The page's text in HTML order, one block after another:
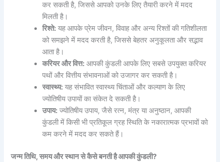
कर सकती है, जिससे आपको उनके लिए तैयारी करने में मदद
मिलती है।
रिश्ते: यह आपके प्रेम जीवन, विवाह और अन्य रिश्तों की गतिशीलता
को समझने में मदद करती है, जिससे बेहतर अनुकूलता और सद्भाव
आता है।
करियर और वित्त: आपकी कुंडली आपके लिए सबसे उपयुक्त करियर
पथों और वित्तीय संभावनाओं को उजागर कर सकती है।
स्वास्थ्य: यह संभावित स्वास्थ्य चिंताओं और कल्याण के लिए
ज्योतिषीय उपायों का संकेत दे सकती है।
उपाय: ज्योतिषीय उपाय, जैसे रत्न, मंत्र या अनुष्ठान, आपकी
कुंडली में किसी भी प्रतिकूल ग्रह स्थिति के नकारात्मक प्रभावों को
कम करने में मदद कर सकते हैं।
जन्म तिथि, समय और स्थान से कैसे बनती है आपकी कुंडली?